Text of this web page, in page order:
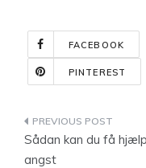
FACEBOOK
PINTEREST
Sådan kan du få
angst